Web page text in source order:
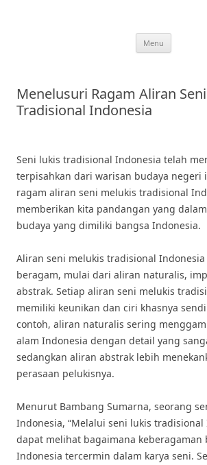
Menu
Menelusuri Ragam Aliran
Tradisional Indonesia
Seni lukis tradisional Indonesia telah
terpisahkan dari warisan budaya negeri
ragam aliran seni melukis tradisional
memberikan kita pandangan yang
budaya yang dimiliki bangsa Indonesia.
Aliran seni melukis tradisional
beragam, mulai dari aliran naturalis,
abstrak. Setiap aliran seni melukis
memiliki keunikan dan ciri khasnya
contoh, aliran naturalis sering
alam Indonesia dengan detail yang
sedangkan aliran abstrak lebih
perasaan pelukisnya.
Menurut Bambang Sumarna, seorang
Indonesia, “Melalui seni lukis tradisional
dapat melihat bagaimana keberagaman
Indonesia tercermin dalam karya seni.